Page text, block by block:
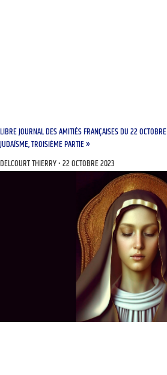
LIBRE JOURNAL DES AMITIÉS FRANÇAISES DU 22
JUDAÏSME, TROISIÈME PARTIE »
DELCOURT THIERRY 22 OCTOBRE 2023